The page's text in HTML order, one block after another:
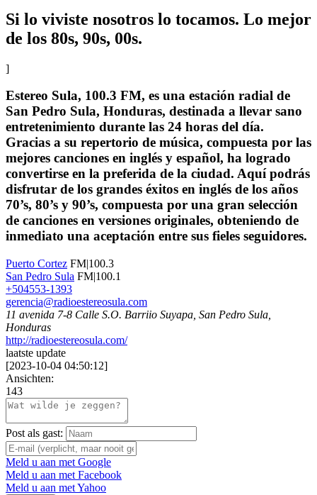
Si lo viviste nosotros lo tocamos. Lo mejor
de los 80s, 90s, 00s.
]
Estereo Sula, 100.3 FM, es una estación radial de
San Pedro Sula, Honduras, destinada a llevar sano
entretenimiento durante las 24 horas del día.
Gracias a su repertorio de música, compuesta por las
mejores canciones en inglés y español, ha logrado
convertirse en la preferida de la ciudad. Aquí podrás
disfrutar de los grandes éxitos en inglés de los años
70’s, 80’s y 90’s, compuesta por una gran selección
de canciones en versiones originales, obteniendo de
inmediato una aceptación entre sus fieles seguidores.
Puerto Cortez FM|100.3
San Pedro Sula FM|100.1
+504553-1393
gerencia@radioestereosula.com
11 avenida 7-8 Calle S.O. Barriio Suyapa, San Pedro Sula,
Honduras
http://radioestereosula.com/
laatste update
[2023-10-04 04:50:12]
Ansichten:
143
Post als gast:
Meld u aan met Google
Meld u aan met Facebook
Meld u aan met Yahoo